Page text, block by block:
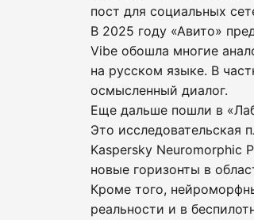
пост для социальных
В 2025 году «Авито»
Vibe обошла многие
на русском языке. В
осмысленный диалог.
Еще дальше пошли в
Это исследовательская
Kaspersky Neuromorphic
новые горизонты в
Кроме того,
реальности и в